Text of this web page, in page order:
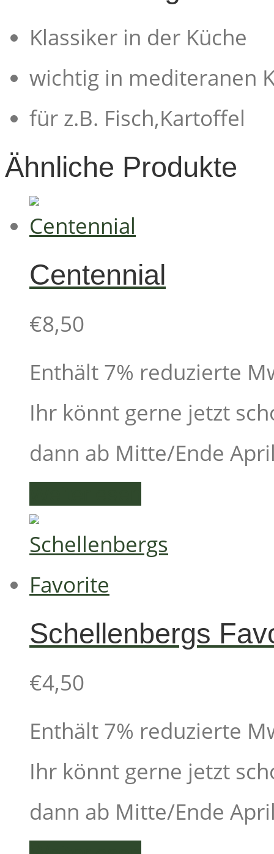
Klassiker in der Küche
wichtig in mediteranen
für z.B. Fisch,Kartoffel
Ähnliche Produkte
Centennial
€8,50
Enthält 7% reduzierte
Ihr könnt gerne jetzt
dann ab Mitte/Ende
Schellenbergs
€4,50
Enthält 7% reduzierte
Ihr könnt gerne jetzt
dann ab Mitte/Ende